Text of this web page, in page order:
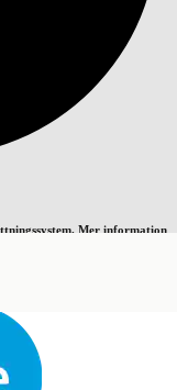
Mer information